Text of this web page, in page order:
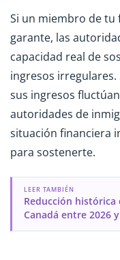
Si un miembro de tu
garante, las
capacidad real de
ingresos
sus ingresos
autoridades de
situación financiera
para sostenerte.
LEER TAMBIÉN
Reducción
Canadá entre 2026